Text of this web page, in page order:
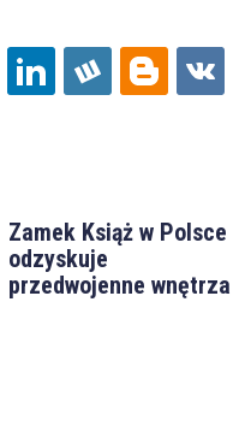
Zamek Książ w Polsce
odzyskuje
przedwojenne wnętrza